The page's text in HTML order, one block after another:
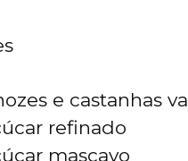
e castanhas
refinado
mascavo